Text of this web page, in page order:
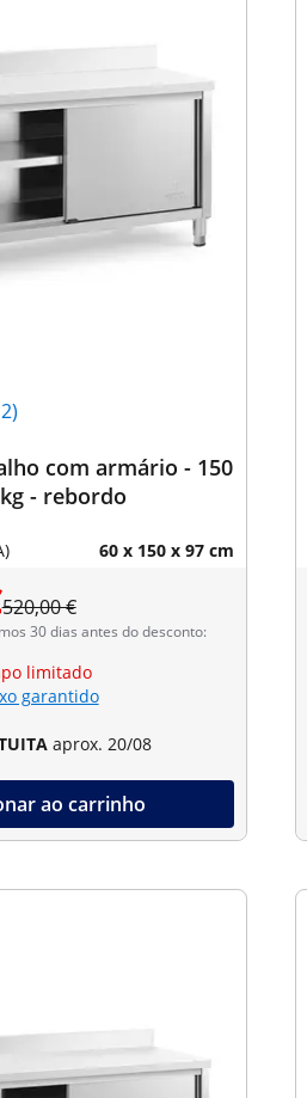
com armário - 150
- rebordo
60 x 150 x 97 cm
520,00 €
30 dias antes do desconto:
limitado
garantido
aprox. 20/08
ao carrinho